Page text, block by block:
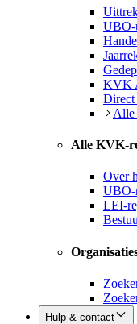
UBO-
KVK
Direct
Alle
Alle KVK-
Over
UBO-
LEI-
Hulp & contact